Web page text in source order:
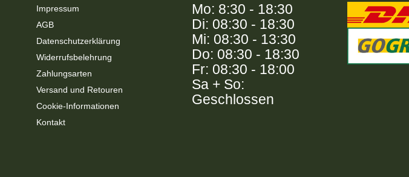
Impressum
AGB
Datenschutzerklärung
Widerrufsbelehrung
Zahlungsarten
Versand und Retouren
Cookie-Informationen
Kontakt
Mo: 8:30 - 18:30
Di: 08:30 - 18:30
Mi: 08:30 - 13:30
Do: 08:30 - 18:30
Fr: 08:30 - 18:00
Sa + So:
Geschlossen